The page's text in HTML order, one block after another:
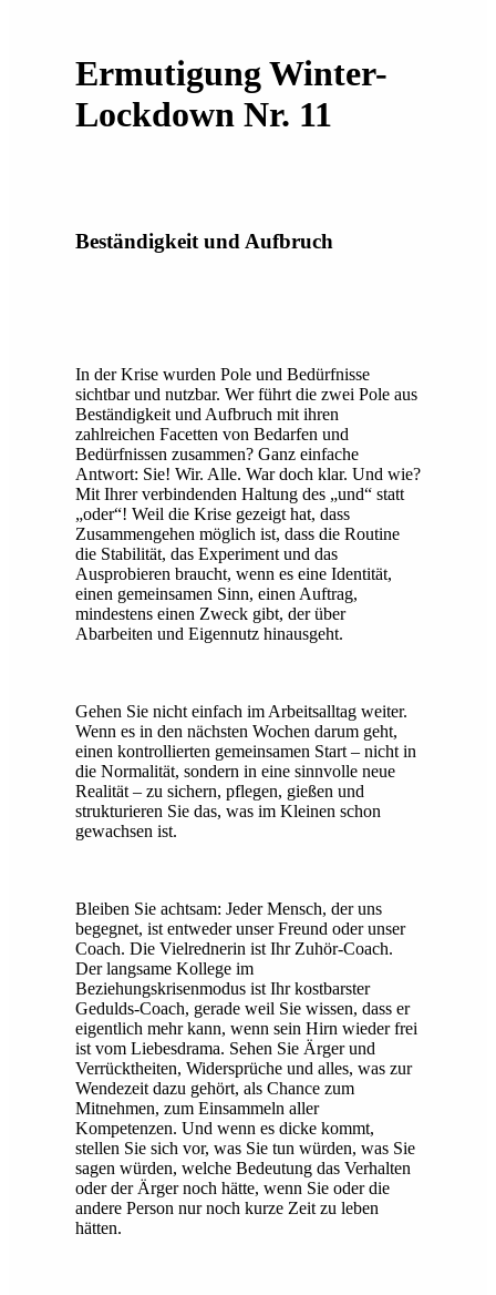
Ermutigung Winter-
Lockdown Nr. 11
Beständigkeit und Aufbruch
In der Krise wurden Pole und Bedürfnisse
sichtbar und nutzbar. Wer führt die zwei Pole aus
Beständigkeit und Aufbruch mit ihren
zahlreichen Facetten von Bedarfen und
Bedürfnissen zusammen? Ganz einfache
Antwort: Sie! Wir. Alle. War doch klar. Und wie?
Mit Ihrer verbindenden Haltung des „und“ statt
„oder“! Weil die Krise gezeigt hat, dass
Zusammengehen möglich ist, dass die Routine
die Stabilität, das Experiment und das
Ausprobieren braucht, wenn es eine Identität,
einen gemeinsamen Sinn, einen Auftrag,
mindestens einen Zweck gibt, der über
Abarbeiten und Eigennutz hinausgeht.
Gehen Sie nicht einfach im Arbeitsalltag weiter.
Wenn es in den nächsten Wochen darum geht,
einen kontrollierten gemeinsamen Start – nicht in
die Normalität, sondern in eine sinnvolle neue
Realität – zu sichern, pflegen, gießen und
strukturieren Sie das, was im Kleinen schon
gewachsen ist.
Bleiben Sie achtsam: Jeder Mensch, der uns
begegnet, ist entweder unser Freund oder unser
Coach. Die Vielrednerin ist Ihr Zuhör-Coach.
Der langsame Kollege im
Beziehungskrisenmodus ist Ihr kostbarster
Gedulds-Coach, gerade weil Sie wissen, dass er
eigentlich mehr kann, wenn sein Hirn wieder frei
ist vom Liebesdrama. Sehen Sie Ärger und
Verrücktheiten, Widersprüche und alles, was zur
Wendezeit dazu gehört, als Chance zum
Mitnehmen, zum Einsammeln aller
Kompetenzen. Und wenn es dicke kommt,
stellen Sie sich vor, was Sie tun würden, was Sie
sagen würden, welche Bedeutung das Verhalten
oder der Ärger noch hätte, wenn Sie oder die
andere Person nur noch kurze Zeit zu leben
hätten.